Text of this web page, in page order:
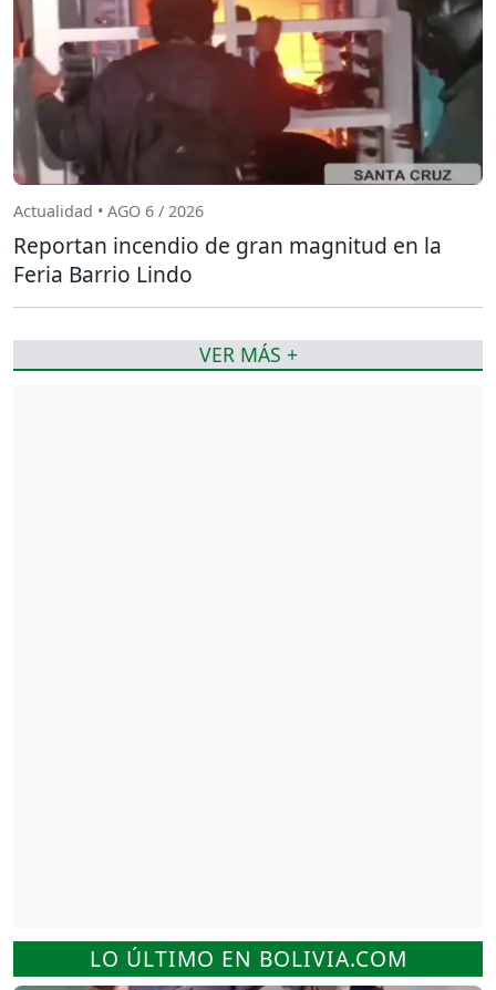
LO ÚLTIMO EN BOLIVIA.COM
Actualidad • AGO 6 / 2026
Reportan incendio de gran magnitud en la
Feria Barrio Lindo
VER MÁS +